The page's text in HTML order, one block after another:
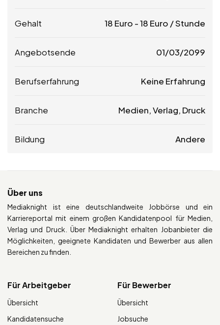
Gehalt 18 Euro -18 Euro / Stunde
Angebotsende 01/03/2099
Berufserfahrung Keine Erfahrung
Branche Medien, Verlag, Druck
Bildung Andere
Über uns
Mediaknight ist eine deutschlandweite Jobbörse und ein
Karriereportal mit einem großen Kandidatenpool für Medien,
Verlag und Druck. Über Mediaknight erhalten Jobanbieter die
Möglichkeiten, geeignete Kandidaten und Bewerber aus allen
Bereichen zu finden.
Für Arbeitgeber
Übersicht
Kandidatensuche
Für Bewerber
Übersicht
Jobsuche